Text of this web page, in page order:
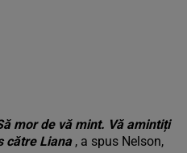
mor de vă mint. Vă amintiți
către Liana , a spus Nelson,